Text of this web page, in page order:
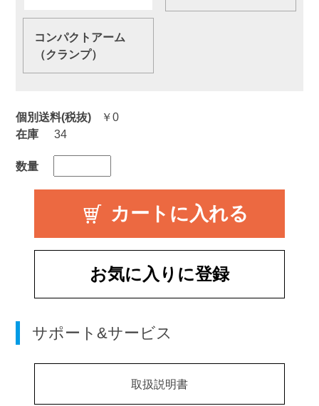
個別送料(税抜) ￥0
コンパクトアーム
（クランプ）
在庫 34
数量
お気に入りに登録
サポート&サービス
取扱説明書